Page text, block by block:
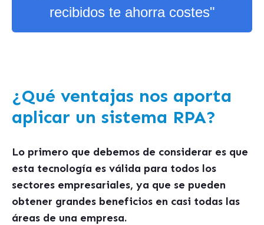
recibidos te ahorra costes"
¿Qué ventajas nos aporta
aplicar un sistema RPA?
Lo primero que debemos de considerar es que
esta tecnología es válida para todos los
sectores empresariales, ya que se pueden
obtener grandes beneficios en casi todas las
áreas de una empresa.